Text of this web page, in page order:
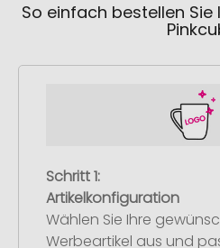
So einfach bestellen
Schritt 1:
Artikelkonfiguration
Wählen Sie Ihre
Werbeartikel aus und